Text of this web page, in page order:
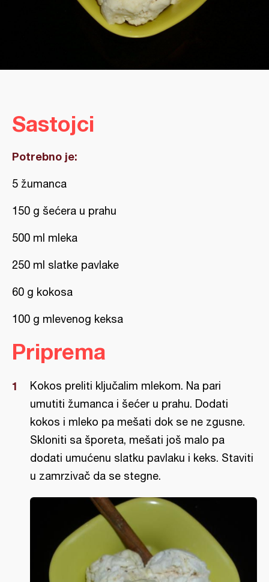
Sastojci
Potrebno je:
5 žumanca
150 g šećera u prahu
500 ml mleka
250 ml slatke pavlake
60 g kokosa
100 g mlevenog keksa
Priprema
Kokos preliti ključalim mlekom. Na pari
umutiti žumanca i šećer u prahu. Dodati
kokos i mleko pa mešati dok se ne zgusne.
Skloniti sa šporeta, mešati još malo pa
dodati umućenu slatku pavlaku i keks. Staviti
u zamrzivač da se stegne.